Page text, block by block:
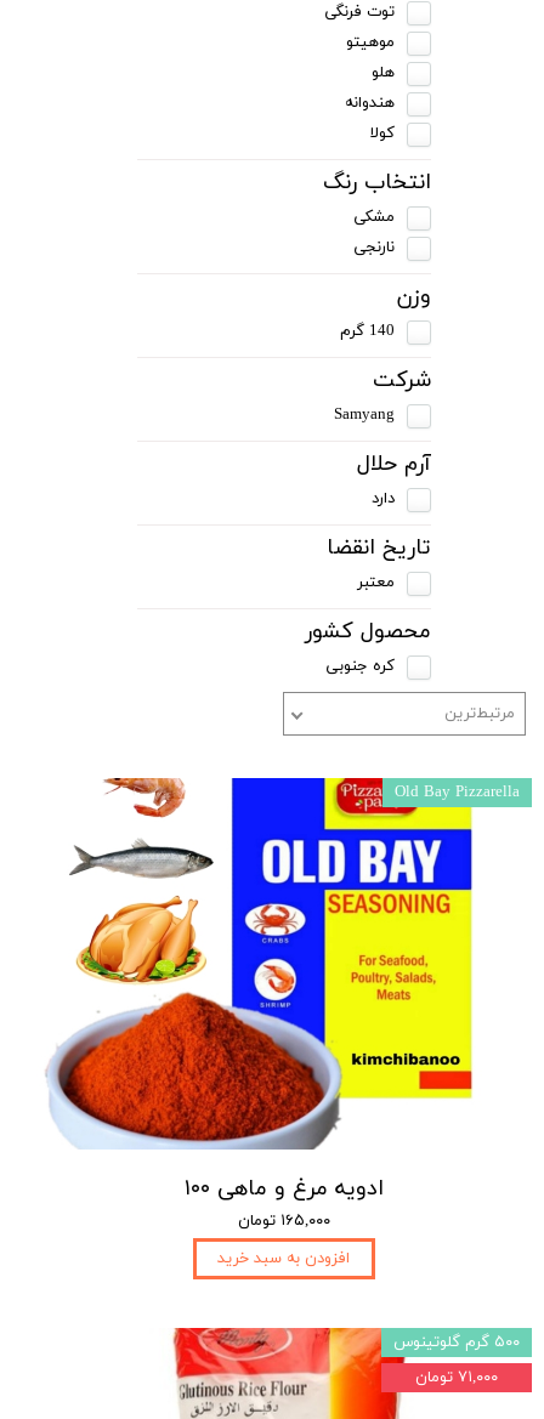
توت فرنگی
موهیتو
هلو
هندوانه
کولا
انتخاب رنگ
مشکی
نارنجی
وزن
140 گرم
شرکت
Samyang
آرم حلال
دارد
تاریخ انقضا
معتبر
محصول کشور
کره جنوبی
مرتبط‌ترین
ادویه مرغ و ماهی ۱۰۰
۱۶۵,۰۰۰ تومان
افزودن به سبد خرید
Old Bay Pizzarella
۵۰۰ گرم گلوتینوس
۷۱,۰۰۰ تومان